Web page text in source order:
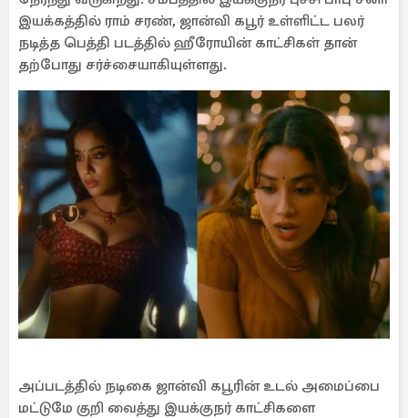
இயக்கத்தில் ராம் சரண், ஜான்வி கபூர் உள்ளிட்ட பலர்
நடித்த பெத்தி படத்தில் ஹீரோயின் காட்சிகள் தான்
தற்போது சர்ச்சையாகியுள்ளது.
அப்படத்தில் நடிகை ஜான்வி கபூரின் உடல் அமைப்பை
மட்டுமே குறி வைத்து இயக்குநர் காட்சிகளை